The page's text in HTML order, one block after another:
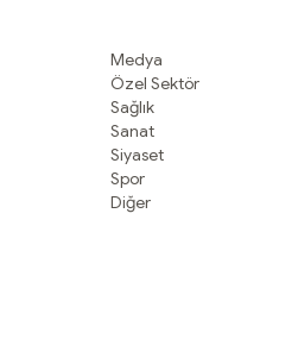
Medya
Özel Sektör
Sağlık
Sanat
Siyaset
Spor
Diğer